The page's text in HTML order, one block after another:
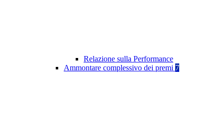
Relazione sulla Performance
Ammontare complessivo dei premi 7